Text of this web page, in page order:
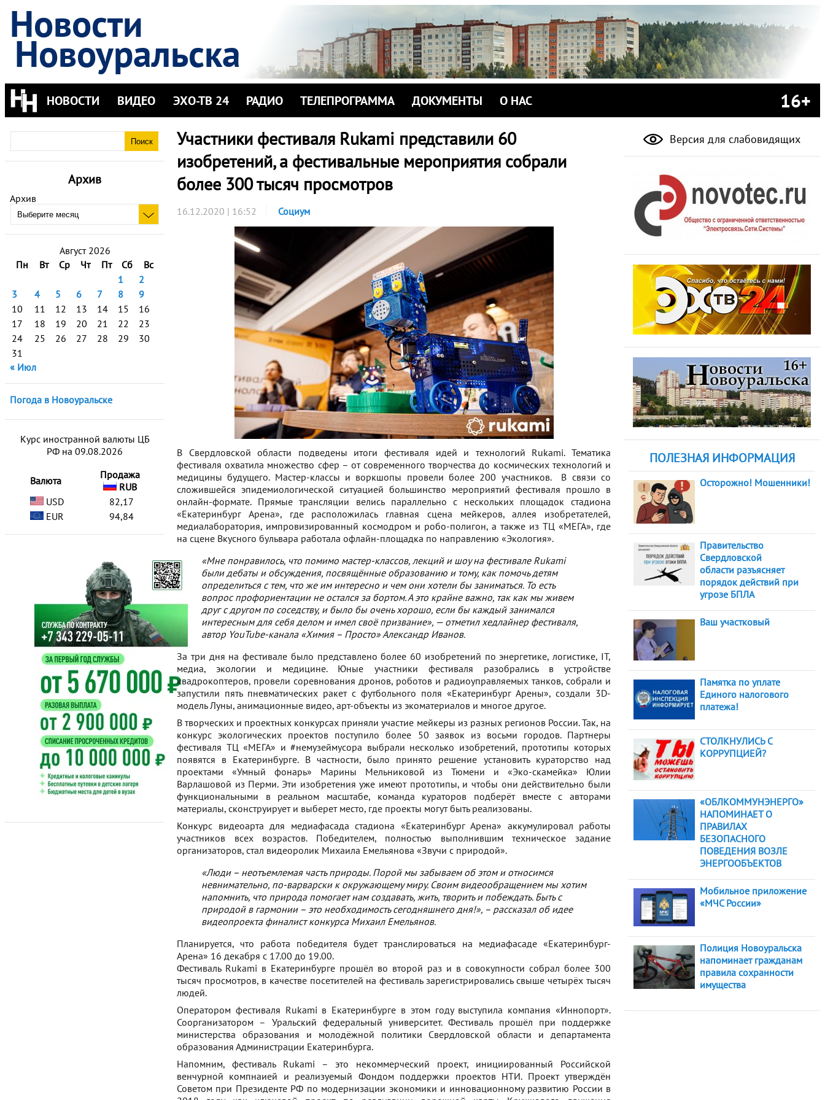
Новости
Новоуральска
НОВОСТИ ВИДЕО ЭХО-ТВ 24 РАДИО ТЕЛЕПРОГРАММА ДОКУМЕНТЫ О НАС 16+
Архив
Архив
Август 2026
Пн
Вт Ср Чт Пт Сб
Вс
1
2
3
4 5 6 7 8
9
10
11 12 13 14 15
16
17
18 19 20 21 22
23
24
25 26 27 28 29
30
31
« Июл
Погода в Новоуральске
Курс иностранной валюты ЦБ
РФ на 09.08.2026
Валюта
Продажа
RUB
USD
82,17
EUR
94,84
Участники фестиваля Rukami представили 60
изобретений, а фестивальные мероприятия собрали
более 300 тысяч просмотров
16.12.2020 | 16:52 Социум
В Свердловской области подведены итоги фестиваля идей и технологий Rukami. Тематика
фестиваля охватила множество сфер – от современного творчества до космических технологий и
медицины будущего. Мастер-классы и воркшопы провели более 200 участников. В связи со
сложившейся эпидемиологической ситуацией большинство мероприятий фестиваля прошло в
онлайн-формате. Прямые трансляции велись параллельно с нескольких площадок стадиона
«Екатеринбург Арена», где расположилась главная сцена мейкеров, аллея изобретателей,
медиалаборатория, импровизированный космодром и робо-полигон, а также из ТЦ «МЕГА», где
на сцене Вкусного бульвара работала офлайн-площадка по направлению «Экология».
«Мне понравилось, что помимо мастер-классов, лекций и шоу на фестивале Rukami
были дебаты и обсуждения, посвящённые образованию и тому, как помочь детям
определиться с тем, что же им интересно и чем они хотели бы заниматься. То есть
вопрос профориентации не остался за бортом. А это крайне важно, так как мы живем
друг с другом по соседству, и было бы очень хорошо, если бы каждый занимался
интересным для себя делом и имел своё призвание», — отметил хедлайнер фестиваля,
автор YouTube-канала «Химия – Просто» Александр Иванов.
За три дня на фестивале было представлено более 60 изобретений по энергетике, логистике, IT,
медиа, экологии и медицине. Юные участники фестиваля разобрались в устройстве
квадрокоптеров, провели соревнования дронов, роботов и радиоуправляемых танков, собрали и
запустили пять пневматических ракет с футбольного поля «Екатеринбург Арены», создали 3D-
модель Луны, анимационные видео, арт-объекты из экоматериалов и многое другое.
В творческих и проектных конкурсах приняли участие мейкеры из разных регионов России. Так, на
конкурс экологических проектов поступило более 50 заявок из восьми городов. Партнеры
фестиваля ТЦ «МЕГА» и #немузеймусора выбрали несколько изобретений, прототипы которых
появятся в Екатеринбурге. В частности, было принято решение установить кураторство над
проектами «Умный фонарь» Марины Мельниковой из Тюмени и «Эко-скамейка» Юлии
Варлашовой из Перми. Эти изобретения уже имеют прототипы, и чтобы они действительно были
функциональными в реальном масштабе, команда кураторов подберёт вместе с авторами
материалы, сконструирует и выберет место, где проекты могут быть реализованы.
Конкурс видеоарта для медиафасада стадиона «Екатеринбург Арена» аккумулировал работы
участников всех возрастов. Победителем, полностью выполнившим техническое задание
организаторов, стал видеоролик Михаила Емельянова «Звучи с природой».
«Люди – неотъемлемая часть природы. Порой мы забываем об этом и относимся
невнимательно, по-варварски к окружающему миру. Своим видеообращением мы хотим
напомнить, что природа помогает нам создавать, жить, творить и побеждать. Быть с
природой в гармонии – это необходимость сегодняшнего дня!», – рассказал об идее
видеопроекта финалист конкурса Михаил Емельянов.
Планируется, что работа победителя будет транслироваться на медиафасаде «Екатеринбург-
Арена» 16 декабря с 17.00 до 19.00.
Фестиваль Rukami в Екатеринбурге прошёл во второй раз и в совокупности собрал более 300
тысяч просмотров, в качестве посетителей на фестиваль зарегистрировались свыше четырёх тысяч
людей.
Оператором фестиваля Rukami в Екатеринбурге в этом году выступила компания «Иннопорт».
Соорганизатором – Уральский федеральный университет. Фестиваль прошёл при поддержке
министерства образования и молодёжной политики Свердловской области и департамента
образования Администрации Екатеринбурга.
Напомним, фестиваль Rukami – это некоммерческий проект, инициированный Российской
венчурной компнаией и реализуемый Фондом поддержки проектов НТИ. Проект утверждён
Советом при Президенте РФ по модернизации экономики и инновационному развитию России в
Версия для слабовидящих
ПОЛЕЗНАЯ ИНФОРМАЦИЯ
Осторожно! Мошенники!
Правительство
Свердловской
области разъясняет
порядок действий при
угрозе БПЛА
Ваш участковый
Памятка по уплате
Единого налогового
платежа!
СТОЛКНУЛИСЬ С
КОРРУПЦИЕЙ?
«ОБЛКОММУНЭНЕРГО»
НАПОМИНАЕТ О
ПРАВИЛАХ
БЕЗОПАСНОГО
ПОВЕДЕНИЯ ВОЗЛЕ
ЭНЕРГООБЪЕКТОВ
Мобильное приложение
«МЧС России»
Полиция Новоуральска
напоминает гражданам
правила сохранности
имущества